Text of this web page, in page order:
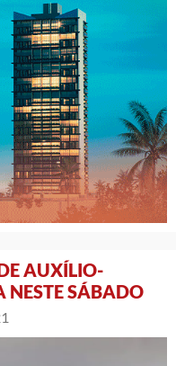
AUXÍLIO-
NESTE SÁBADO